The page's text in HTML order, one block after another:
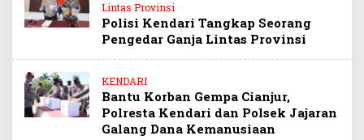
Lintas Provinsi
Polisi Kendari Tangkap Seorang
Pengedar Ganja Lintas Provinsi
KENDARI
Bantu Korban Gempa Cianjur,
Polresta Kendari dan Polsek Jajaran
Galang Dana Kemanusiaan